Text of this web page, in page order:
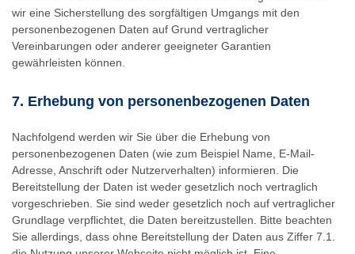
wir eine Sicherstellung des sorgfältigen Umgangs mit den
personenbezogenen Daten auf Grund vertraglicher
Vereinbarungen oder anderer geeigneter Garantien
gewährleisten können.
7. Erhebung von personenbezogenen Daten
Nachfolgend werden wir Sie über die Erhebung von
personenbezogenen Daten (wie zum Beispiel Name, E-Mail-
Adresse, Anschrift oder Nutzerverhalten) informieren. Die
Bereitstellung der Daten ist weder gesetzlich noch vertraglich
vorgeschrieben. Sie sind weder gesetzlich noch auf vertraglicher
Grundlage verpflichtet, die Daten bereitzustellen. Bitte beachten
Sie allerdings, dass ohne Bereitstellung der Daten aus Ziffer 7.1.